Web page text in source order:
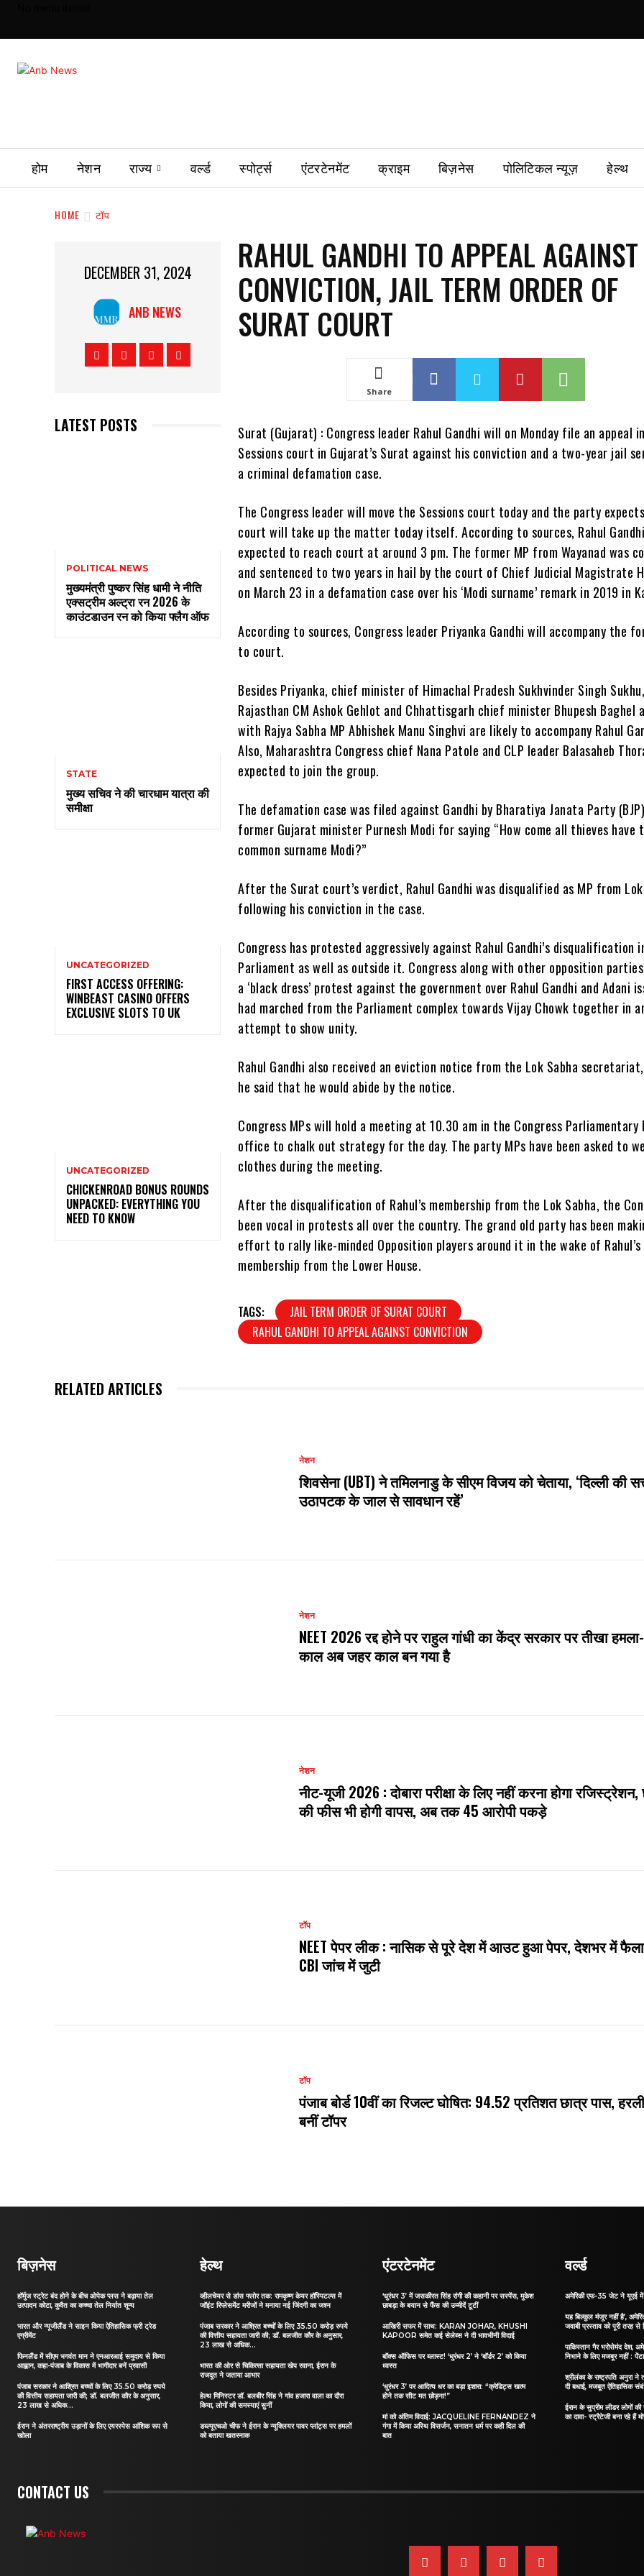
होम नेशन राज्य वर्ल्ड स्पोर्ट्स एंटरटेनमेंट क्राइम बिज़नेस पोलिटिकल न्यूज़ हेल्थ
HOME टॉप
DECEMBER 31, 2024
ANB NEWS
LATEST POSTS
POLITICAL NEWS
मुख्यमंत्री पुष्कर सिंह धामी ने नीति
एक्सट्रीम अल्ट्रा रन 2026 के
काउंटडाउन रन को किया फ्लैग ऑफ
STATE
मुख्य सचिव ने की चारधाम यात्रा की
समीक्षा
UNCATEGORIZED
FIRST ACCESS OFFERING:
WINBEAST CASINO OFFERS
EXCLUSIVE SLOTS TO UK
UNCATEGORIZED
CHICKENROAD BONUS ROUNDS
UNPACKED: EVERYTHING YOU
NEED TO KNOW
RAHUL GANDHI TO APPEAL AGAINST
CONVICTION, JAIL TERM ORDER OF
SURAT COURT
Share
Surat (Gujarat) : Congress leader Rahul Gandhi will on Monday file an appeal
Sessions court in Gujarat’s Surat against his conviction and a two-year jail
a criminal defamation case.
The Congress leader will move the Sessions court today and the party
court will take up the matter today itself. According to sources, Rahul
expected to reach court at around 3 pm. The former MP from Wayanad was
and sentenced to two years in hail by the court of Chief Judicial Magistrate H
on March 23 in a defamation case over his ‘Modi surname’ remark in 2019 in
According to sources, Congress leader Priyanka Gandhi will accompany the
to court.
Besides Priyanka, chief minister of Himachal Pradesh Sukhvinder Singh
Rajasthan CM Ashok Gehlot and Chhattisgarh chief minister Bhupesh Baghel
with Rajya Sabha MP Abhishek Manu Singhvi are likely to accompany Rahul
Also, Maharashtra Congress chief Nana Patole and CLP leader Balasaheb
expected to join the group.
The defamation case was filed against Gandhi by Bharatiya Janata Party
former Gujarat minister Purnesh Modi for saying “How come all thieves have
common surname Modi?”
After the Surat court’s verdict, Rahul Gandhi was disqualified as MP from Lok
following his conviction in the case.
Congress has protested aggressively against Rahul Gandhi’s disqualification
Parliament as well as outside it. Congress along with other opposition
a ‘black dress’ protest against the government over Rahul Gandhi and Adani
had marched from the Parliament complex towards Vijay Chowk together in
attempt to show unity.
Rahul Gandhi also received an eviction notice from the Lok Sabha
he said that he would abide by the notice.
Congress MPs will hold a meeting at 10.30 am in the Congress Parliamentary
office to chalk out strategy for the day. The party MPs have been asked to
clothes during the meeting.
After the disqualification of Rahul’s membership from the Lok Sabha, the
been vocal in protests all over the country. The grand old party has been
effort to rally like-minded Opposition players around it in the wake of
membership from the Lower House.
TAGS:
JAIL TERM ORDER OF SURAT COURT
RAHUL GANDHI TO APPEAL AGAINST CONVICTION
RELATED ARTICLES
नेशन
शिवसेना (UBT) ने तमिलनाडु के सीएम विजय को चेताया, ‘दिल्ली की
उठापटक के जाल से सावधान रहें’
नेशन
NEET 2026 रद्द होने पर राहुल गांधी का केंद्र सरकार पर तीखा
काल अब जहर काल बन गया है
नेशन
नीट-यूजी 2026 : दोबारा परीक्षा के लिए नहीं करना होगा रजिस्ट्रेशन,
की फीस भी होगी वापस, अब तक 45 आरोपी पकड़े
टॉप
NEET पेपर लीक : नासिक से पूरे देश में आउट हुआ पेपर, देशभर में
CBI जांच में जुटी
टॉप
पंजाब बोर्ड 10वीं का रिजल्ट घोषित: 94.52 प्रतिशत छात्र पास,
बनीं टॉपर
बिज़नेस
हॉर्मुज स्ट्रेट बंद होने के बीच ओपेक प्लस ने बढ़ाया तेल
उत्पादन कोटा, कुवैत का कच्चा तेल निर्यात शून्य
भारत और न्यूजीलैंड ने साइन किया ऐतिहासिक फ्री ट्रेड
एग्रीमेंट
फिनलैंड में सीएम भगवंत मान ने एनआरआई समुदाय से किया
आह्वान, कहा-पंजाब के विकास में भागीदार बनें प्रवासी
पंजाब सरकार ने आश्रित बच्चों के लिए 35.50 करोड़ रुपये
की वित्तीय सहायता जारी की; डॉ. बलजीत कौर के अनुसार,
23 लाख से अधिक...
ईरान ने अंतरराष्ट्रीय उड़ानों के लिए एयरस्पेस आंशिक रूप से
खोला
हेल्थ
व्हीलचेयर से डांस फ्लोर तक: रामकृष्ण केयर हॉस्पिटल्स में
जॉइंट रिप्लेसमेंट मरीजों ने मनाया नई जिंदगी का जश्न
पंजाब सरकार ने आश्रित बच्चों के लिए 35.50 करोड़ रुपये
की वित्तीय सहायता जारी की; डॉ. बलजीत कौर के अनुसार,
23 लाख से अधिक...
भारत की ओर से चिकित्सा सहायता खेप रवाना, ईरान के
राजदूत ने जताया आभार
हेल्थ मिनिस्टर डॉ. बलबीर सिंह ने गांव हजारा वाला का दौरा
किया, लोगों की समस्याएं सुनीं
डब्ल्यूएचओ चीफ ने ईरान के न्यूक्लियर पावर प्लांट्स पर हमलों
को बताया खतरनाक
एंटरटेनमेंट
‘धुरंधर 3’ में जसकीरत सिंह रांगी की कहानी पर सस्पेंस, मुकेश
छाबड़ा के बयान से फैंस की उम्मीदें टूटीं
आखिरी सफर में साथ: KARAN JOHAR, KHUSHI
KAPOOR समेत कई सेलेब्स ने दी भावभीनी विदाई
बॉक्स ऑफिस पर ब्लास्ट! ‘धुरंधर 2’ ने ‘बॉर्डर 2’ को किया
ध्वस्त
‘धुरंधर 3’ पर आदित्य धर का बड़ा इशारा: “क्रेडिट्स खत्म
होने तक सीट मत छोड़ना!”
मां को अंतिम विदाई: JACQUELINE FERNANDEZ ने
गंगा में किया अस्थि विसर्जन, सनातन धर्म पर कही दिल की
बात
वर्ल्ड
अमेरिकी एफ-35 जेट ने यूएई में
यह बिल्कुल मंजूर नहीं है’,
जवाबी प्रस्ताव को पूरी तरह से
पाकिस्तान गैर भरोसेमंद देश,
निभाने के लिए मजबूर नहीं :
श्रीलंका के राष्ट्रपति अनुरा
दी बधाई, मजबूत ऐतिहासिक
ईरान के सुप्रीम लीडर लोगों
का दावा- स्ट्रैटेजी बना रहे हैं
CONTACT US